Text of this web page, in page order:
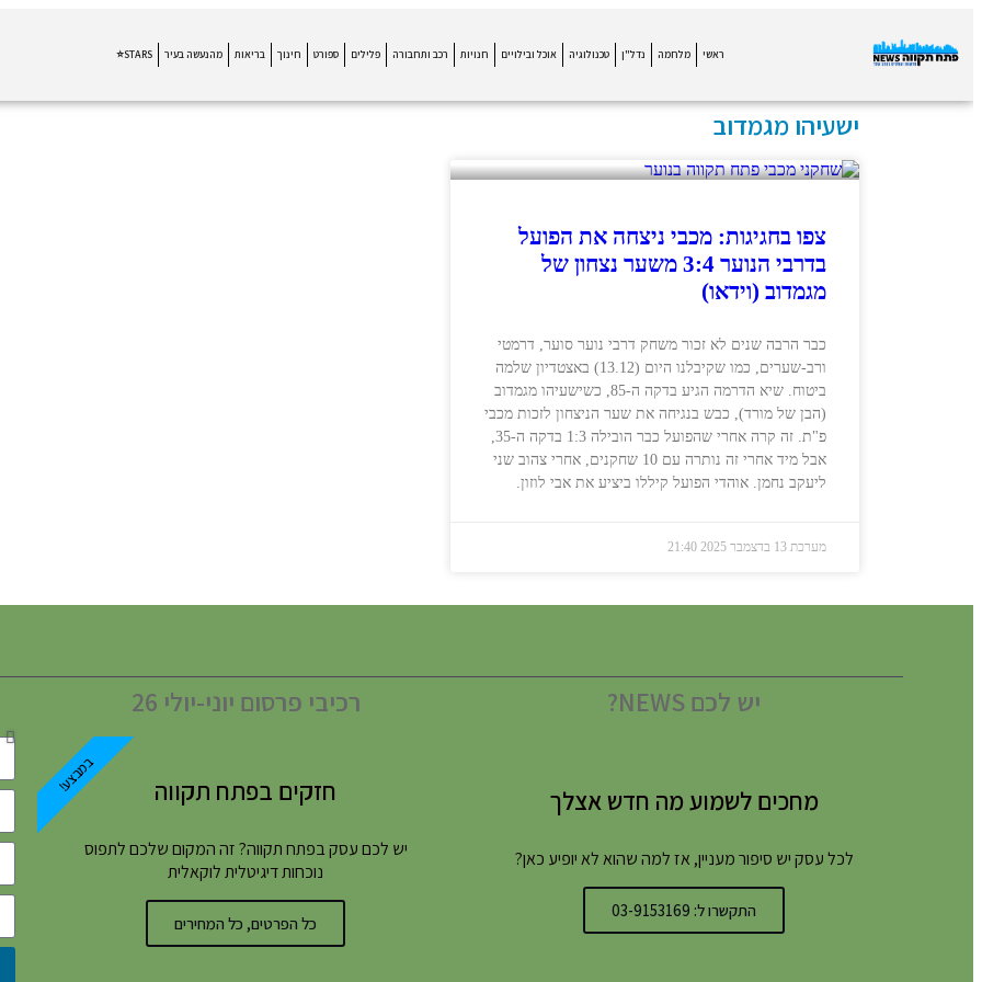
ראשי מלחמה נדל"ן טכנולוגיה אוכל ובילויים חנויות רכב ותחבורה פלילים ספורט חינוך בריאות מהנעשה בעיר STARS⭐
ישעיהו מגמדוב
צפו בחגיגות: מכבי ניצחה את הפועל
בדרבי הנוער 3:4 משער נצחון של
מגמדוב (וידאו)
כבר הרבה שנים לא זכור משחק דרבי נוער סוער, דרמטי
ורב-שערים, כמו שקיבלנו היום (13.12) באצטדיון שלמה
ביטוח. שיא הדרמה הגיע בדקה ה-85, כשישעיהו מגמדוב
(הבן של מורד), כבש בנגיחה את שער הניצחון לזכות מכבי
פ"ת. זה קרה אחרי שהפועל כבר הובילה 1:3 בדקה ה-35,
אבל מיד אחרי זה נותרה עם 10 שחקנים, אחרי צהוב שני
ליעקב נחמן. אוהדי הפועל קיללו ביציע את אבי לוזון.
מערכת 13 בדצמבר 2025 21:40
יש לכם NEWS?
מחכים לשמוע מה חדש אצלך
לכל עסק יש סיפור מעניין, אז למה שהוא לא יופיע כאן?
התקשרו ל: 03-9153169
רכיבי פרסום יוני-יולי 26
חזקים בפתח תקווה
יש לכם עסק בפתח תקווה? זה המקום שלכם לתפוס
נוכחות דיגיטלית לוקאלית
כל הפרטים, כל המחירים
במבצע!